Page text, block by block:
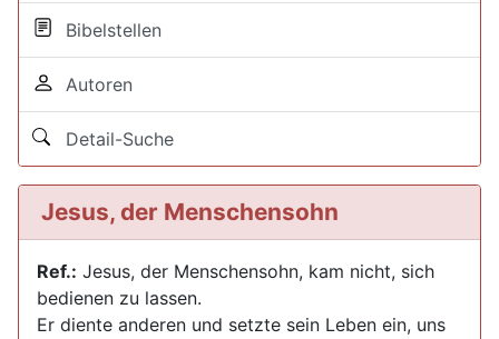
Bibelstellen
Autoren
Detail-Suche
Jesus, der Menschensohn
Ref.: Jesus, der Menschensohn, kam nicht, sich
bedienen zu lassen.
Er diente anderen und setzte sein Leben ein, uns